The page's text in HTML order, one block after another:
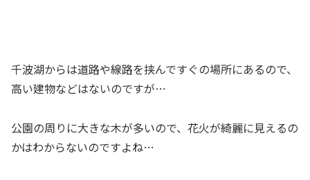
千波湖からは道路や線路を挟んですぐの場所にあるので、
高い建物などはないのですが…
公園の周りに大きな木が多いので、花火が綺麗に見えるの
かはわからないのですよね…